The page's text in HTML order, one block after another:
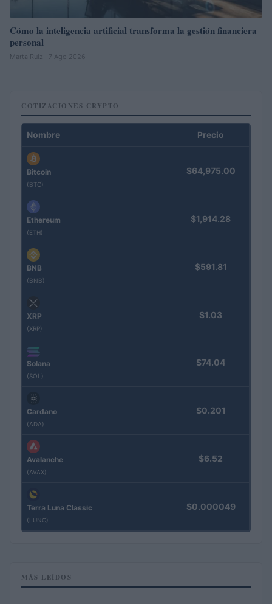
Cómo la inteligencia artificial transforma la gestión financiera
personal
Marta Ruiz · 7 Ago 2026
COTIZACIONES CRYPTO
Nombre Precio
Bitcoin
(BTC)
$64,975.00
Ethereum
(ETH)
$1,914.28
BNB
(BNB)
$591.81
XRP
(XRP)
$1.03
Solana
(SOL)
$74.04
Cardano
(ADA)
$0.201
Avalanche
(AVAX)
$6.52
Terra Luna Classic
(LUNC)
$0.000049
MÁS LEÍDOS